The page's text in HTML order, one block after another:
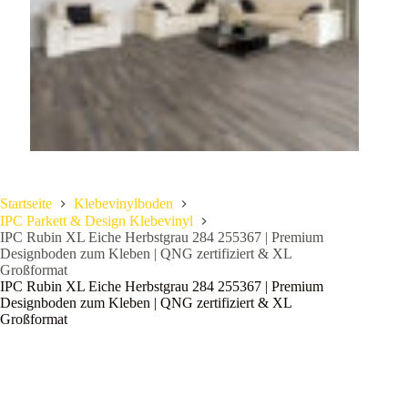
Startseite
Klebevinylboden
IPC Parkett & Design Klebevinyl
IPC Rubin XL Eiche Herbstgrau 284 255367 | Premium
Designboden zum Kleben | QNG zertifiziert & XL
Großformat
IPC Rubin XL Eiche Herbstgrau 284 255367 | Premium
Designboden zum Kleben | QNG zertifiziert & XL
Großformat